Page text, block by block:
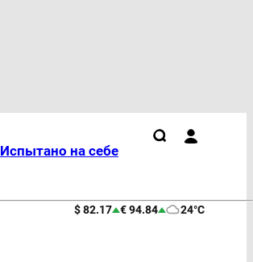
Испытано на себе
$ 82.17 € 94.84 24°C